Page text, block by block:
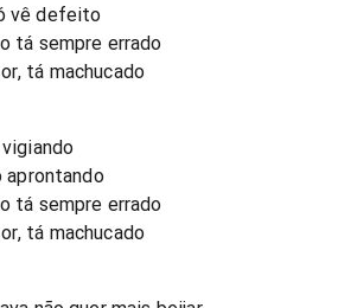
vê defeito
tá sempre errado
tá machucado
aprontando
tá sempre errado
tá machucado